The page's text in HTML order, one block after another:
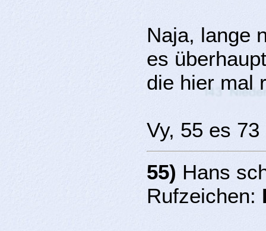
Naja, lange
es
die hier mal
Vy, 55 es
55) Hans
Rufzeichen: